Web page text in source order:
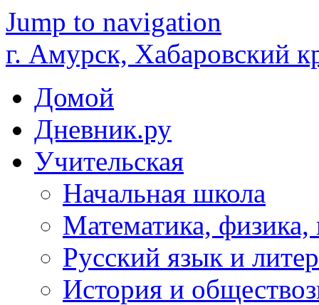
Jump to navigation
г. Амурск, Хабаровский
Домой
Дневник.ру
Учительская
Начальная школа
Математика,
Русский язык и
История и